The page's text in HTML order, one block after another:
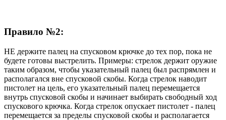
Правило №2:
НЕ держите палец на спусковом крючке до тех пор, пока не
будете готовы выстрелить. Примеры: стрелок держит оружие
таким образом, чтобы указательный палец был распрямлен и
располагался вне спусковой скобы. Когда стрелок наводит
пистолет на цель, его указательный палец перемещается
внутрь спусковой скобы и начинает выбирать свободный ход
спускового крючка. Когда стрелок опускает пистолет - палец
перемещается за пределы спусковой скобы и располагается